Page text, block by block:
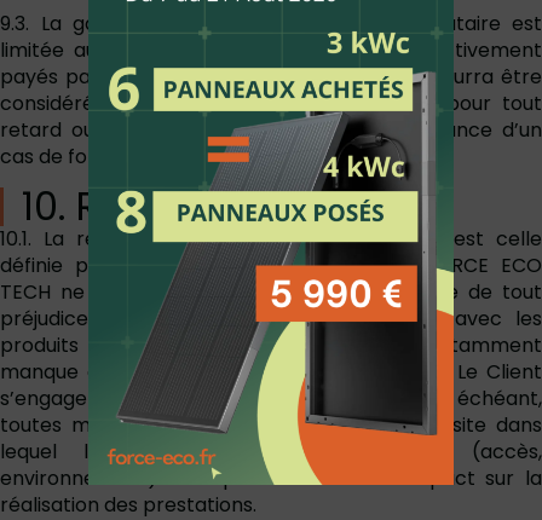
9.3. La garantie de FORCE ECO TECH prestataire est
limitée au remboursement des services effectivement
payés par le Client et FORCE ECO TECH ne pourra être
considéré comme responsable ni défaillant pour tout
retard ou inexécution consécutif à la survenance d’un
cas de force majeure.
10. Responsabilité
10.1. La responsabilité de FORCE ECO TECH est celle
définie par la loi applicable, cependant, FORCE ECO
TECH ne saurait être tenue pour responsable de tout
préjudice n’ayant pas un caractère direct avec les
produits livrés ou les travaux effectués (notamment
manque à gagner, perte d’une chance, etc..). Le Client
s’engage à signaler à FORCE ECO TECH, le cas échéant,
toutes modalités particulières concernant le site dans
lequel les prestations seront réalisées (accès,
environnement) susceptibles d’avoir un impact sur la
réalisation des prestations.